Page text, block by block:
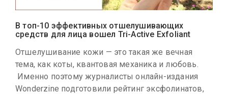
В топ-10 эффективных отшелушивающих
средств для лица вошел Tri-Active Exfoliant
Отшелушивание кожи — это такая же вечная
тема, как коты, квантовая механика и любовь.
Именно поэтому журналисты онлайн-издания
Wonderzine подготовили рейтинг эксфолинатов,